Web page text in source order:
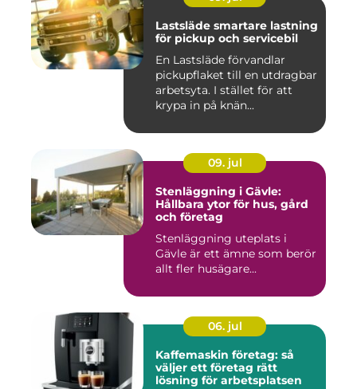
Lastsläde smartare lastning
för pickup och servicebil
En Lastsläde förvandlar
pickupflaket till en utdragbar
arbetsyta. I stället för att
krypa in på knän...
09. jul
Stenläggning i Gävle:
Hållbara ytor för hus, gård
och företag
Stenläggning uteplats i
Gävle är ett ämne som berör
allt fler husägare...
06. jul
Kaffemaskin företag: så
väljer ett företag rätt
lösning för arbetsplatsen